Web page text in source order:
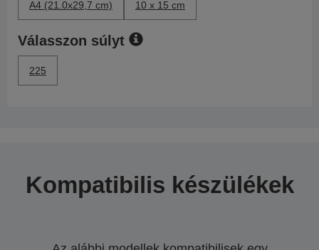
A4 (21.0x29,7 cm) 10 x 15 cm
Válasszon súlyt
225
Kompatibilis készülékek